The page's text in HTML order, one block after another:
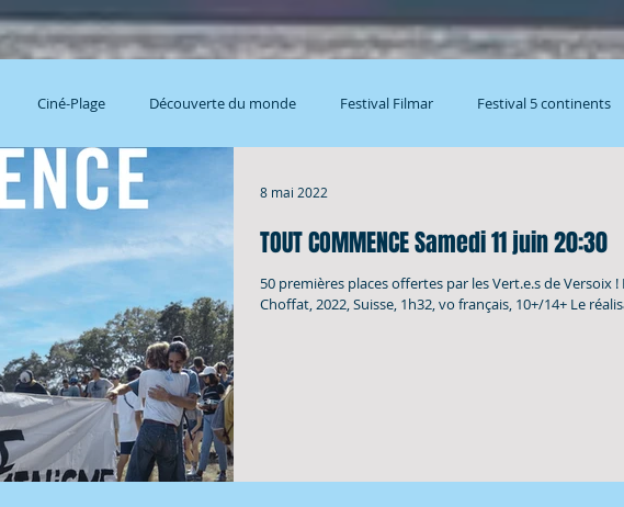
Ciné-Plage Découverte du monde Festival Filmar Festival 5 continents
TOUT COMMENCE Samedi 11 juin 20:30
50 premières places offertes par les Vert.e.s de Versoix !
Choffat, 2022, Suisse, 1h32, vo français, 10+/14+ Le
8 mai 2022